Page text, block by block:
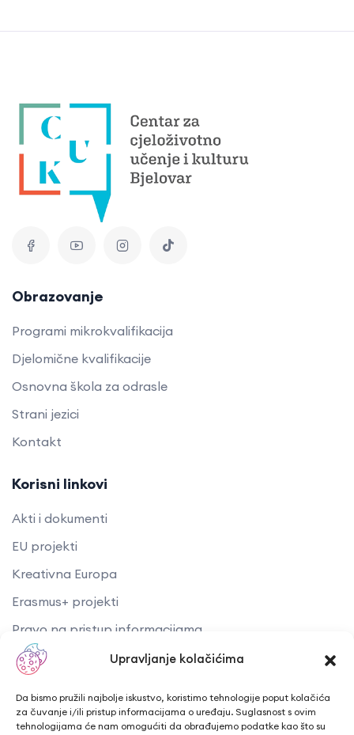
Upravljanje kolačićima
Da bismo pružili najbolje iskustvo, koristimo tehnologije poput kolačića
za čuvanje i/ili pristup informacijama o uređaju. Suglasnost s ovim
tehnologijama će nam omogućiti da obrađujemo podatke kao što su
Obrazovanje
Programi mikrokvalifikacija
Djelomične kvalifikacije
Osnovna škola za odrasle
Strani jezici
Kontakt
Korisni linkovi
Akti i dokumenti
EU projekti
Kreativna Europa
Erasmus+ projekti
​​​​​​​Pravo na pristup informacijama
Arhiva objava
Kontaktirajte nas